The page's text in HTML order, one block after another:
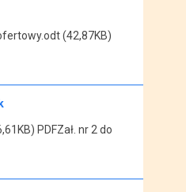
(42,87KB)
PDFZał. nr 2 do